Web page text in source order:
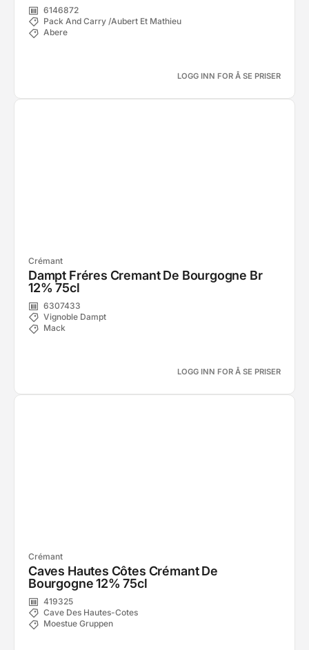
6146872
Pack And Carry /Aubert Et Mathieu
Abere
LOGG INN FOR Å SE PRISER
Crémant
Dampt Fréres Cremant De Bourgogne Br
12% 75cl
6307433
Vignoble Dampt
Mack
LOGG INN FOR Å SE PRISER
Crémant
Caves Hautes Côtes Crémant De
Bourgogne 12% 75cl
419325
Cave Des Hautes-Cotes
Moestue Gruppen